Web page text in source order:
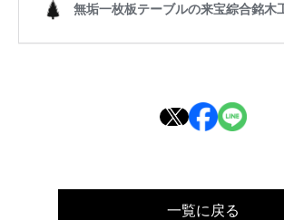
一覧に戻る